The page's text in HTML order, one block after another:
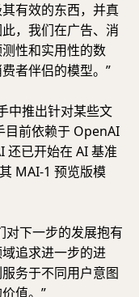
有效的东西，并真
，我们在广告、消
性和实用性的数
者伴侣的模型。”
中推出针对某些文
目前依赖于 OpenAI
还已开始在 AI 基准
MAI-1 预览版模
对下一步的发展抱有
追求进一步的进
务于不同用户意图
值。”